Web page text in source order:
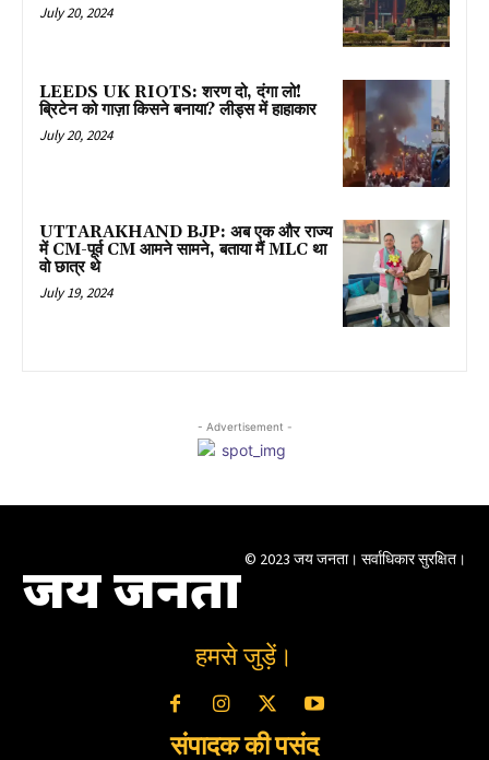
July 20, 2024
LEEDS UK RIOTS: शरण दो, दंगा लो!
ब्रिटेन को गाज़ा किसने बनाया? लीड्स में हाहाकार
July 20, 2024
UTTARAKHAND BJP: अब एक और राज्य
में CM-पूर्व CM आमने सामने, बताया मैं MLC था
वो छात्र थे
July 19, 2024
- Advertisement -
जय जनता © 2023 जय जनता। सर्वाधिकार सुरक्षित।
हमसे जुड़ें।
संपादक की पसंद